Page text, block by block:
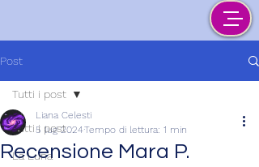
Post
Tutti i post
La Luna
Tutti i post
Recensione Mara P.
Liana Celesti
5 lug 2024Tempo di lettura: 1 min